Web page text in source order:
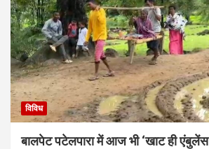
विविध
बालपेट पटेलपारा में आज भी ‘खाट ही एंबुलेंस